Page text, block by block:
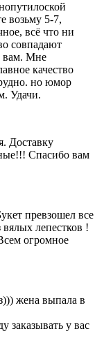
возьму 5-7,
всё что ни
совпадают
вам. Мне
качество
но юмор
Удачи.
Доставку
Спасибо вам
превзошел все
лепестков !
огромное
жена выпала в
заказывать у вас